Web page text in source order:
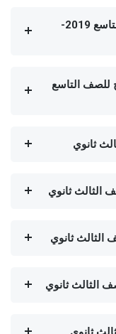
نوطة الرائد ملخص كتاب التاريخ للصف التاسع 2019-
للصف التاسع
ثانوي
الثالث ثانوي
الثالث ثانوي
الثالث ثانوي